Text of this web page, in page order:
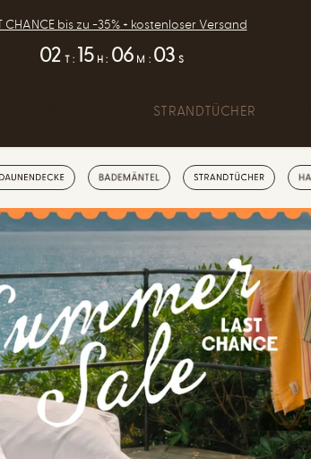
CHANCE bis zu -35% + kostenloser Versand
02 T : 15 H : 06 M : 00 S
STRANDTÜCHER